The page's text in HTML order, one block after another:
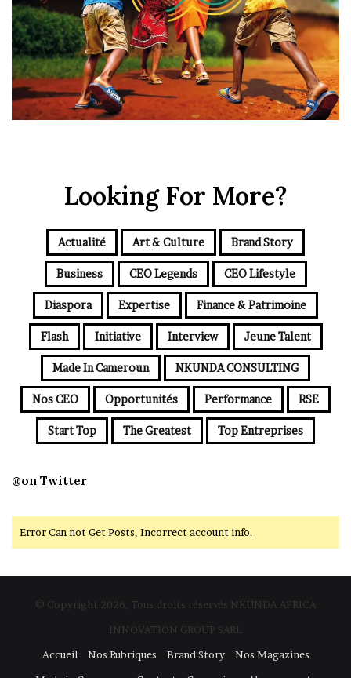
Looking For More?
Actualité Art & Culture Brand Story
Business CEO Legends CEO Lifestyle
Diaspora Expertise Finance & Patrimoine
Flash Initiative Interview Jeune Talent
Made In Cameroun NKUNDA CONSULTING
Nos CEO Opportunités Performance RSE
Start Top The Greatest Top Entreprises
@on Twitter
Error Can not Get Posts, Incorrect account info.
© Copyright 2026, Tous droits réservés NKUNDA AFRICA
INNOVATION GROUP SARL
Accueil
Nos Rubriques Brand Story
Nos Magazines